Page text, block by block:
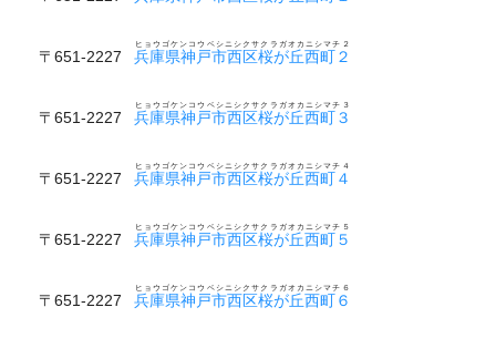
〒651-2227 兵庫県神戸市西区桜が丘西町２
ヒョウゴケンコウベシニシクサクラガオカニシマチ２
〒651-2227 兵庫県神戸市西区桜が丘西町３
ヒョウゴケンコウベシニシクサクラガオカニシマチ３
〒651-2227 兵庫県神戸市西区桜が丘西町４
ヒョウゴケンコウベシニシクサクラガオカニシマチ４
〒651-2227 兵庫県神戸市西区桜が丘西町５
ヒョウゴケンコウベシニシクサクラガオカニシマチ５
〒651-2227 兵庫県神戸市西区桜が丘西町６
ヒョウゴケンコウベシニシクサクラガオカニシマチ６